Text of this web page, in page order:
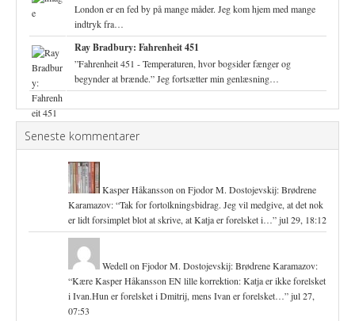
London er en fed by på mange måder. Jeg kom hjem med mange
indtryk fra…
Ray Bradbury: Fahrenheit 451
”Fahrenheit 451 - Temperaturen, hvor bogsider fænger og
begynder at brænde.” Jeg fortsætter min genlæsning…
Seneste kommentarer
Kasper Håkansson on Fjodor M. Dostojevskij: Brødrene
Karamazov: “Tak for fortolkningsbidrag. Jeg vil medgive, at det nok
er lidt forsimplet blot at skrive, at Katja er forelsket i…”jul 29, 18:12
Wedellon Fjodor M. Dostojevskij: Brødrene Karamazov:
“Kære Kasper Håkansson EN lille korrektion: Katja er ikke forelsket
i Ivan.Hun er forelsket i Dmitrij, mens Ivan er forelsket…”jul 27,
07:53